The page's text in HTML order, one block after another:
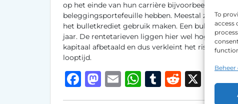
To
access
Beheer
op het einde van hun carrière bijvoorbeeld van
beleggingsportefeuille hebben. Meestal zijn het
het bulletkrediet gebruik maken. Een
jaar. De rentetarieven liggen hier wel hoger dan
kapitaal afbetaald en dus verkleint het risico niet!
looptijd.
F
a
M
a
E
m
W
h
T
u
R
e
D